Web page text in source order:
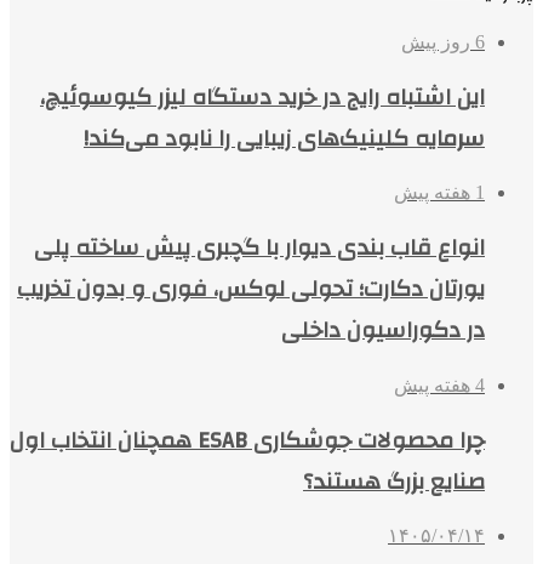
6 روز پیش
این اشتباه رایج در خرید دستگاه لیزر کیوسوئیچ،
سرمایه کلینیک‌های زیبایی را نابود می‌کند!
1 هفته پیش
انواع قاب بندی دیوار با گچبری پیش ساخته پلی
یورتان دکارت؛ تحولی لوکس، فوری و بدون تخریب
در دکوراسیون داخلی
4 هفته پیش
چرا محصولات جوشکاری ESAB همچنان انتخاب اول
صنایع بزرگ هستند؟
۱۴۰۵/۰۴/۱۴